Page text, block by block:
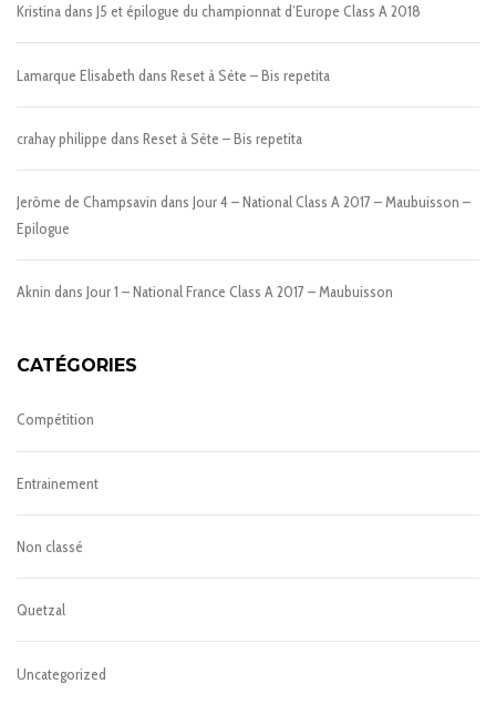
Kristinadans J5 et épilogue du championnat d’Europe Class A 2018
Lamarque Elisabeth dans Reset à Sète – Bis repetita
crahay philippe dans Reset à Sète – Bis repetita
Jerôme de Champsavin dans Jour 4 – National Class A 2017 – Maubuisson –
Epilogue
Aknin dans Jour 1 – National France Class A 2017 – Maubuisson
CATÉGORIES
Compétition
Entrainement
Non classé
Quetzal
Uncategorized